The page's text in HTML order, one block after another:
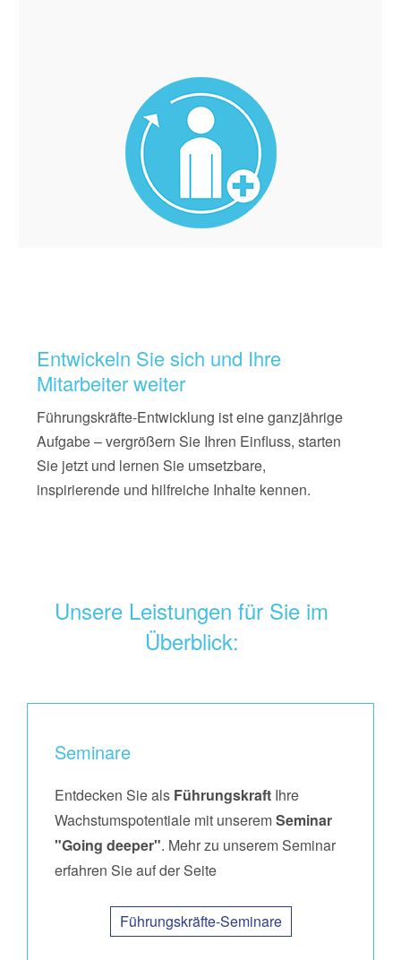
Entwickeln Sie sich und Ihre
Mitarbeiter weiter
Führungskräfte-Entwicklung ist eine ganzjährige
Aufgabe – vergrößern Sie Ihren Einfluss, starten
Sie jetzt und lernen Sie umsetzbare,
inspirierende und hilfreiche Inhalte kennen.
Unsere Leistungen für Sie im
Überblick:
Seminare
Entdecken Sie als Führungskraft Ihre
Wachstumspotentiale mit unseremSeminar
"Going deeper". Mehr zu unserem Seminar
erfahren Sie auf der Seite
Führungskräfte-Seminare